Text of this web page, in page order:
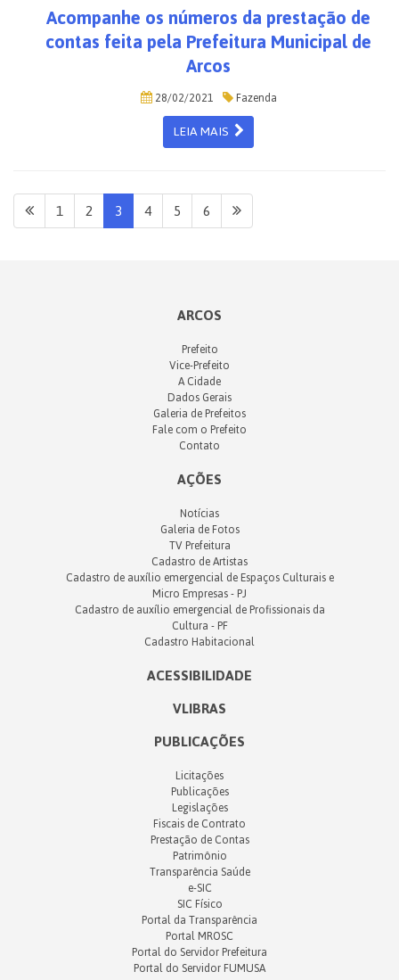
Acompanhe os números da prestação de
contas feita pela Prefeitura Municipal de
Arcos
28/02/2021 Fazenda
LEIA MAIS
1 2 3 4 5 6
ARCOS
Prefeito
Vice-Prefeito
A Cidade
Dados Gerais
Galeria de Prefeitos
Fale com o Prefeito
Contato
AÇÕES
Notícias
Galeria de Fotos
TV Prefeitura
Cadastro de Artistas
Cadastro de auxílio emergencial de Espaços Culturais e
Micro Empresas - PJ
Cadastro de auxílio emergencial de Profissionais da
Cultura - PF
Cadastro Habitacional
ACESSIBILIDADE
VLIBRAS
PUBLICAÇÕES
Licitações
Publicações
Legislações
Fiscais de Contrato
Prestação de Contas
Patrimônio
Transparência Saúde
e-SIC
SIC Físico
Portal da Transparência
Portal MROSC
Portal do Servidor Prefeitura
Portal do Servidor FUMUSA